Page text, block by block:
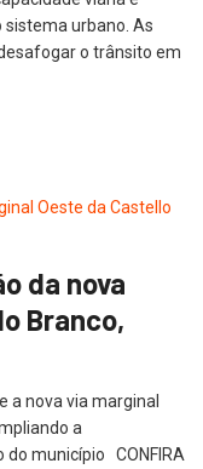
sistema urbano. As
o trânsito em
da nova
Branco,
a nova via marginal
a
município CONFIRA